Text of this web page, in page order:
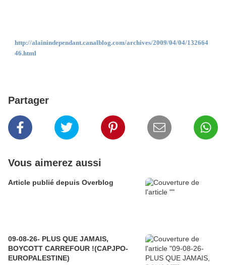
http://alainindependant.canalblog.com/archives/2009/04/04/132664
46.html
Partager
Vous aimerez aussi
Article publié depuis Overblog
09-08-26- PLUS QUE JAMAIS,
BOYCOTT CARREFOUR !(CAPJPO-
EUROPALESTINE)